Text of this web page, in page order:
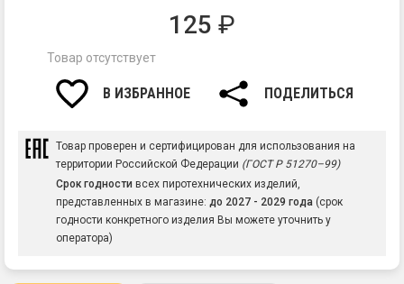
125 ₽
Товар отсутствует
В ИЗБРАННОЕ ПОДЕЛИТЬСЯ
Товар проверен и сертифицирован для использования на
территории Российской Федерации (ГОСТ Р 51270–99)
Срок годности всех пиротехнических изделий,
представленных в магазине: до 2027 - 2029 года (срок
годности конкретного изделия Вы можете уточнить у
оператора)